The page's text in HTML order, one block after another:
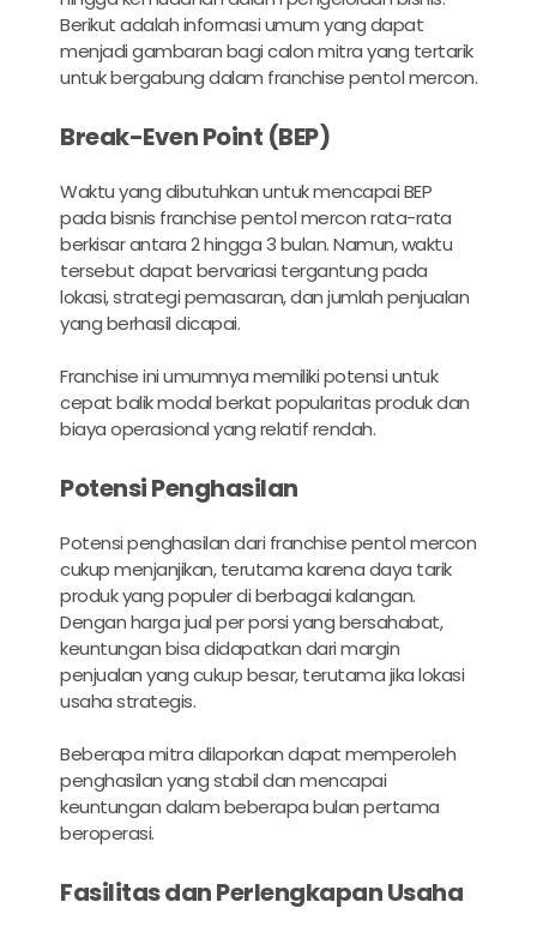
Berikut adalah informasi umum yang dapat
menjadi gambaran bagi calon mitra yang tertarik
untuk bergabung dalam franchise pentol mercon.
Break-Even Point (BEP)
Waktu yang dibutuhkan untuk mencapai BEP
pada bisnis franchise pentol mercon rata-rata
berkisar antara 2 hingga 3 bulan. Namun, waktu
tersebut dapat bervariasi tergantung pada
lokasi, strategi pemasaran, dan jumlah penjualan
yang berhasil dicapai.
Franchise ini umumnya memiliki potensi untuk
cepat balik modal berkat popularitas produk dan
biaya operasional yang relatif rendah.
Potensi Penghasilan
Potensi penghasilan dari franchise pentol mercon
cukup menjanjikan, terutama karena daya tarik
produk yang populer di berbagai kalangan.
Dengan harga jual per porsi yang bersahabat,
keuntungan bisa didapatkan dari margin
penjualan yang cukup besar, terutama jika lokasi
usaha strategis.
Beberapa mitra dilaporkan dapat memperoleh
penghasilan yang stabil dan mencapai
keuntungan dalam beberapa bulan pertama
beroperasi.
Fasilitas dan Perlengkapan Usaha